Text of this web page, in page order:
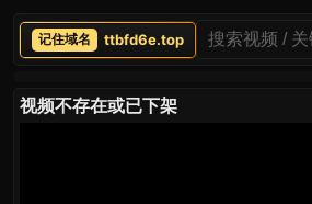
ttbfd6e.top
视频不存在或已下架